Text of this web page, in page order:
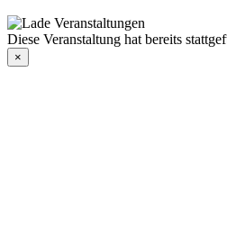
Diese Veranstaltung hat bereits
×